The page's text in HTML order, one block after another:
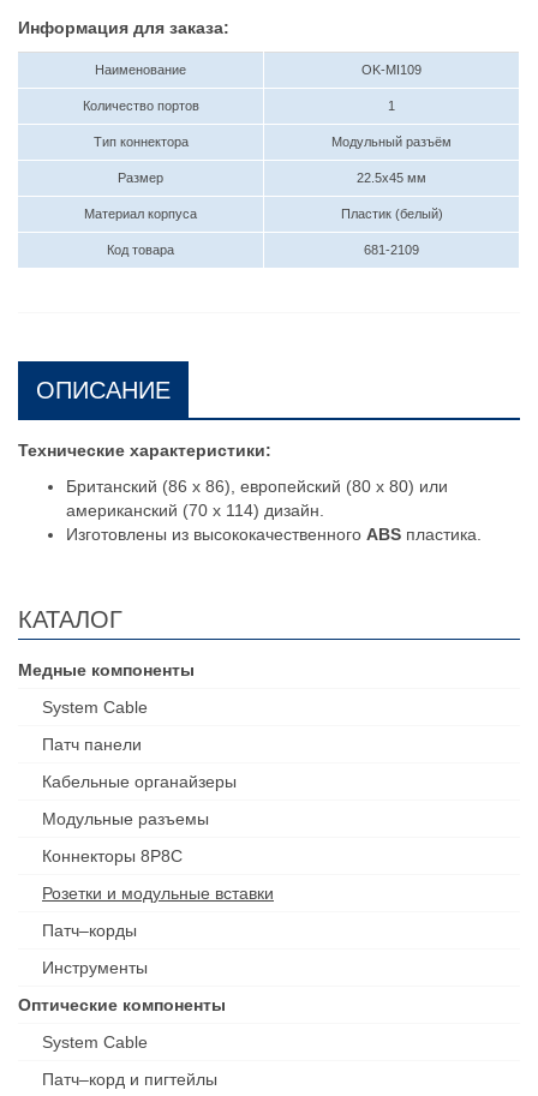
Информация для заказа:
Наименование OK-MI109
Количество портов 1
Тип коннектора Модульный разъём
Размер 22.5х45 мм
Материал корпуса Пластик (белый)
Код товара 681-2109
ОПИСАНИЕ
Технические характеристики:
Британский (86 x 86), европейский (80 x 80) или
американский (70 x 114) дизайн.
Изготовлены из высококачественного ABS пластика.
КАТАЛОГ
Медные компоненты
System Cable
Патч панели
Кабельные органайзеры
Модульные разъемы
Коннекторы 8P8C
Розетки и модульные вставки
Патч–корды
Инструменты
Оптические компоненты
System Cable
Патч–корд и пигтейлы